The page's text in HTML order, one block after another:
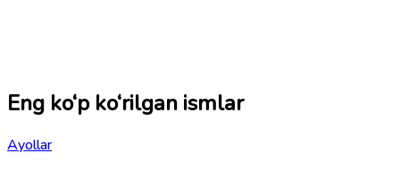
Eng ko‘p ko‘rilgan ismlar
Ayollar